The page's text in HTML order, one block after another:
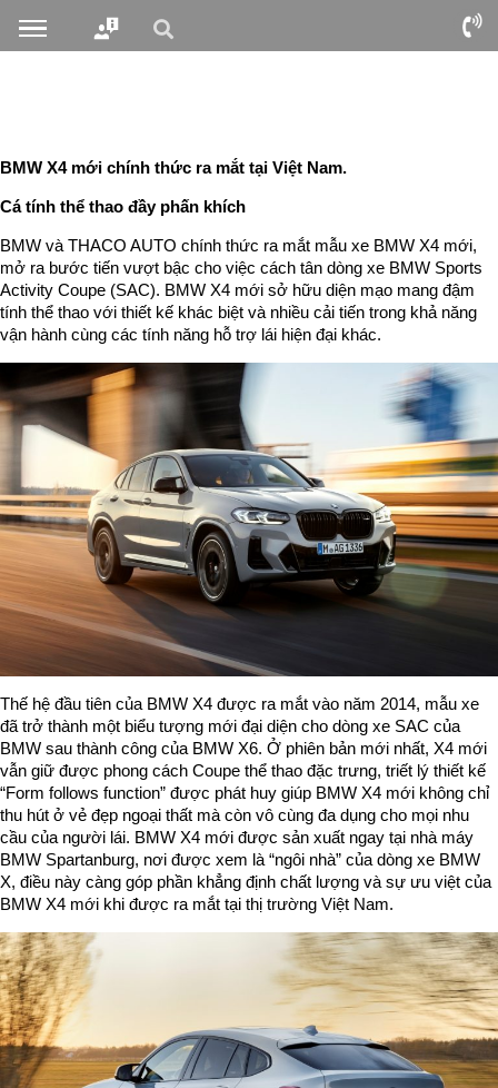
BMW X4 mới chính thức ra mắt tại Việt Nam.
Cá tính thể thao đầy phấn khích
BMW và THACO AUTO chính thức ra mắt mẫu xe BMW X4 mới,
mở ra bước tiến vượt bậc cho việc cách tân dòng xe BMW Sports
Activity Coupe (SAC). BMW X4 mới sở hữu diện mạo mang đậm
tính thể thao với thiết kế khác biệt và nhiều cải tiến trong khả năng
vận hành cùng các tính năng hỗ trợ lái hiện đại khác.
Thế hệ đầu tiên của BMW X4 được ra mắt vào năm 2014, mẫu xe
đã trở thành một biểu tượng mới đại diện cho dòng xe SAC của
BMW sau thành công của BMW X6. Ở phiên bản mới nhất, X4 mới
vẫn giữ được phong cách Coupe thể thao đặc trưng, triết lý thiết kế
“Form follows function” được phát huy giúp BMW X4 mới không chỉ
thu hút ở vẻ đẹp ngoại thất mà còn vô cùng đa dụng cho mọi nhu
cầu của người lái. BMW X4 mới được sản xuất ngay tại nhà máy
BMW Spartanburg, nơi được xem là “ngôi nhà” của dòng xe BMW
X, điều này càng góp phần khẳng định chất lượng và sự ưu việt của
BMW X4 mới khi được ra mắt tại thị trường Việt Nam.